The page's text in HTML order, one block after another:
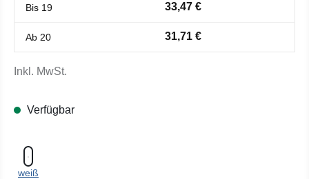
Bis 19 33,47 €
Ab 20 31,71 €
Inkl. MwSt.
Verfügbar
weiß